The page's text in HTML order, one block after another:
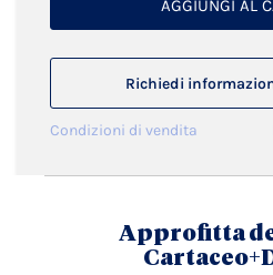
AGGIUNGI AL
Richiedi
Condizioni di vendita
Approfitta